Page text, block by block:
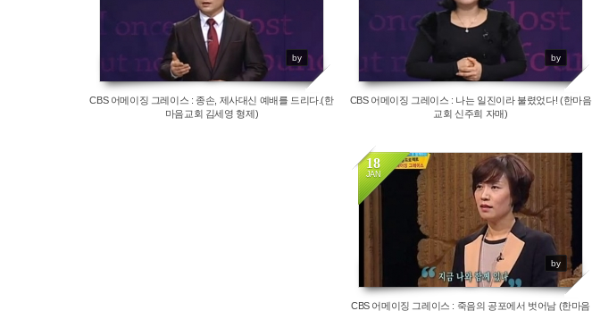
by
CBS 어메이징 그레이스 : 종손, 제사대신 예배를 드리다.(한
마음교회 김세영 형제)
by
CBS 어메이징 그레이스 : 나는 일진이라 불렸었다! (한마음
교회 신주희 자매)
18
JAN
by
14706
CBS 어메이징 그레이스 : 죽음의 공포에서 벗어남 (한마음